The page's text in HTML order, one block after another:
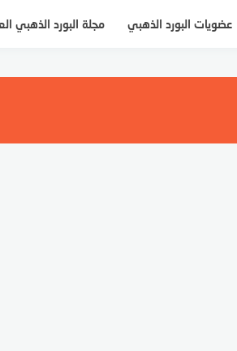
عضويات البورد الذهبي مجلة البورد الذهبي